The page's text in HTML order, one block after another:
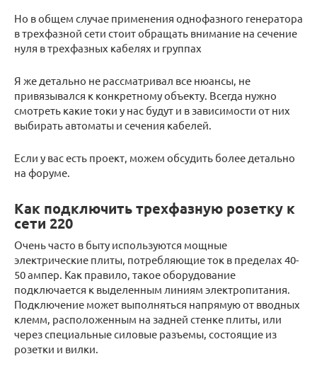
Но в общем случае применения однофазного генератора
в трехфазной сети стоит обращать внимание на сечение
нуля в трехфазных кабелях и группах
Я же детально не рассматривал все нюансы, не
привязывался к конкретному объекту. Всегда нужно
смотреть какие токи у нас будут и в зависимости от них
выбирать автоматы и сечения кабелей.
Если у вас есть проект, можем обсудить более детально
на форуме.
Как подключить трехфазную розетку к
сети 220
Очень часто в быту используются мощные
электрические плиты, потребляющие ток в пределах 40-
50 ампер. Как правило, такое оборудование
подключается к выделенным линиям электропитания.
Подключение может выполняться напрямую от вводных
клемм, расположенным на задней стенке плиты, или
через специальные силовые разъемы, состоящие из
розетки и вилки.